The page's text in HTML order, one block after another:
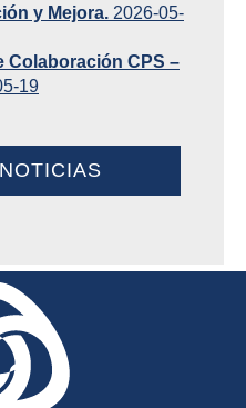
y Mejora. 2026-05-
Colaboración CPS –
19